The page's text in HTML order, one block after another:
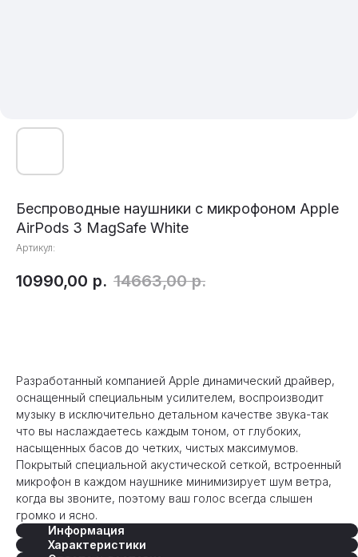
Беспроводные наушники с микрофоном Apple
AirPods 3 MagSafe White
Артикул:
10990,00 р. 14663,00 р.
Разработанный компанией Apple динамический драйвер,
оснащенный специальным усилителем, воспроизводит
музыку в исключительно детальном качестве звука-так
что вы наслаждаетесь каждым тоном, от глубоких,
насыщенных басов до четких, чистых максимумов.
Покрытый специальной акустической сеткой, встроенный
микрофон в каждом наушнике минимизирует шум ветра,
когда вы звоните, поэтому ваш голос всегда слышен
громко и ясно.
Информация
Характеристики